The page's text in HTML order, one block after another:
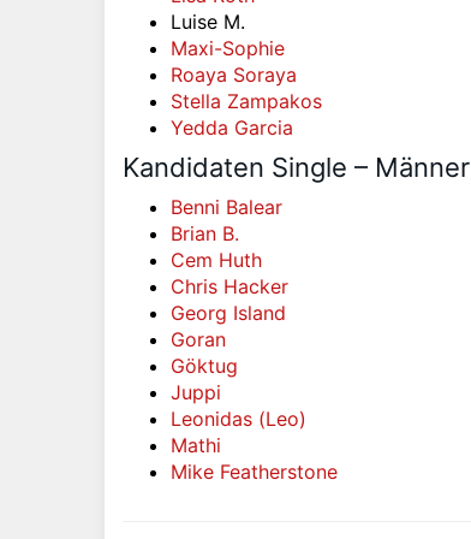
Luise M.
Maxi-Sophie
Roaya Soraya
Stella Zampakos
Yedda Garcia
Kandidaten Single – Männer
Benni Balear
Brian B.
Cem Huth
Chris Hacker
Georg Island
Goran
Göktug
Juppi
Leonidas (Leo)
Mathi
Mike Featherstone